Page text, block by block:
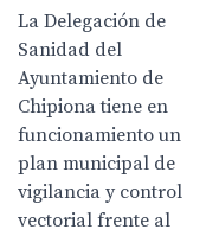
La Delegación de
Sanidad del
Ayuntamiento de
Chipiona tiene en
funcionamiento un
plan municipal de
vigilancia y control
vectorial frente al